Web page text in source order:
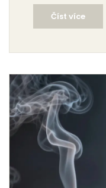
hladší zážitek.
Číst více